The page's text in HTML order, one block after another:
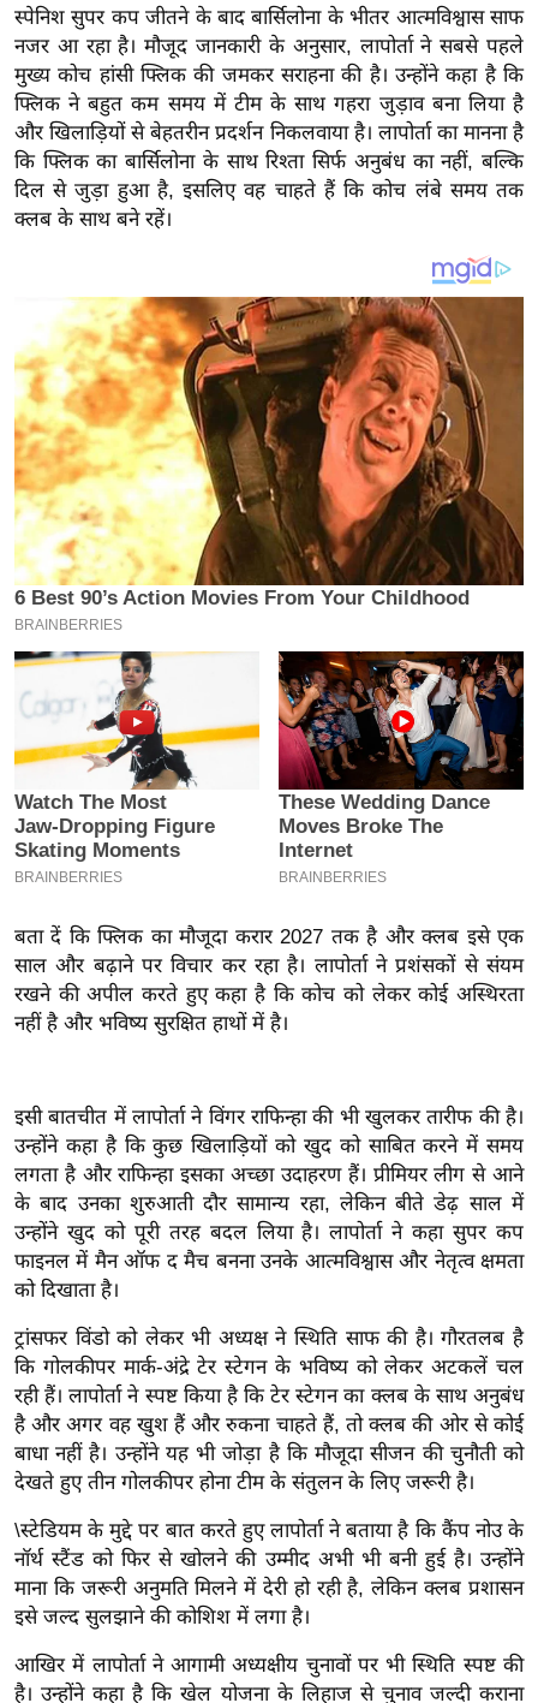
वि
शे
ष
ज्ञ
रा
य
ब
खे
ल
क्रि
के
ट
I
P
L
2
0
2
क्रा
इ
ई
-
पे
र
मि
सा
बे
मि
सा
ल
श
ख्सि
य
त
यं
ग
इं
डि
या
सा
हि
त्य
ज
ग
त
स्पेनिश सुपर कप जीतने के बाद बार्सिलोना के भीतर आत्मविश्वास साफ
नजर आ रहा है। मौजूद जानकारी के अनुसार, लापोर्ता ने सबसे पहले
मुख्य कोच हांसी फ्लिक की जमकर सराहना की है। उन्होंने कहा है कि
फ्लिक ने बहुत कम समय में टीम के साथ गहरा जुड़ाव बना लिया है
और खिलाड़ियों से बेहतरीन प्रदर्शन निकलवाया है। लापोर्ता का मानना है
कि फ्लिक का बार्सिलोना के साथ रिश्ता सिर्फ अनुबंध का नहीं, बल्कि
दिल से जुड़ा हुआ है, इसलिए वह चाहते हैं कि कोच लंबे समय तक
क्लब के साथ बने रहें।
बता दें कि फ्लिक का मौजूदा करार 2027 तक है और क्लब इसे एक
साल और बढ़ाने पर विचार कर रहा है। लापोर्ता ने प्रशंसकों से संयम
रखने की अपील करते हुए कहा है कि कोच को लेकर कोई अस्थिरता
नहीं है और भविष्य सुरक्षित हाथों में है।
इसी बातचीत में लापोर्ता ने विंगर राफिन्हा की भी खुलकर तारीफ की है।
उन्होंने कहा है कि कुछ खिलाड़ियों को खुद को साबित करने में समय
लगता है और राफिन्हा इसका अच्छा उदाहरण हैं। प्रीमियर लीग से आने
के बाद उनका शुरुआती दौर सामान्य रहा, लेकिन बीते डेढ़ साल में
उन्होंने खुद को पूरी तरह बदल लिया है।लापोर्ता ने कहासुपर कप
फाइनल में मैन ऑफ द मैच बनना उनके आत्मविश्वास और नेतृत्व क्षमता
को दिखाता है।
ट्रांसफर विंडो को लेकर भी अध्यक्ष ने स्थिति साफ की है। गौरतलब है
कि गोलकीपर मार्क-अंद्रे टेर स्टेगन के भविष्य को लेकर अटकलें चल
रही हैं। लापोर्ता ने स्पष्ट किया है कि टेर स्टेगन का क्लब के साथ अनुबंध
है और अगर वह खुश हैं और रुकना चाहते हैं, तो क्लब की ओर से कोई
बाधा नहीं है। उन्होंने यह भी जोड़ा है कि मौजूदा सीजन की चुनौती को
देखते हुए तीन गोलकीपर होना टीम के संतुलन के लिए जरूरी है।
\स्टेडियम के मुद्दे पर बात करते हुए लापोर्ता ने बताया है कि कैंप नोउ के
नॉर्थ स्टैंड को फिर से खोलने की उम्मीद अभी भी बनी हुई है। उन्होंने
माना कि जरूरी अनुमति मिलने में देरी हो रही है, लेकिन क्लब प्रशासन
इसे जल्द सुलझाने की कोशिश में लगा है।
आखिर में लापोर्ता ने आगामी अध्यक्षीय चुनावों पर भी स्थिति स्पष्ट की
है। उन्होंने कहा है कि खेल योजना के लिहाज से चुनाव जल्दी कराना